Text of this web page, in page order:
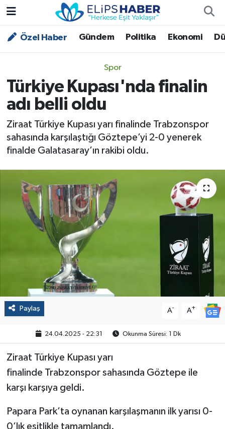
Özel Haber Gündem Politika Ekonomi
Spor
Türkiye Kupası'nda finalin
adı belli oldu
Ziraat Türkiye Kupası yarı finalinde Trabzonspor
sahasında karşılaştığı Göztepe’yi 2-0 yenerek
finalde Galatasaray’ın rakibi oldu.
Paylaş A- A+
24.04.2025 - 22:31 Okunma Süresi: 1 Dk
Ziraat Türkiye Kupası yarı
finalinde Trabzonspor sahasında Göztepe ile
karşı karşıya geldi.
Papara Park’ta oynanan karşılaşmanın ilk yarısı 0-
0’lık eşitlikle tamamlandı.
Özel Haber
Asayiş
Çevre - İklim
Kültür - Sanat
Magazin
Politika
Spor
Çalışma Hayatı
Kadın
2024 Seçim Sonuçları
Nöbetçi Eczaneler
Trafik Durumu
Tüm Manşetler